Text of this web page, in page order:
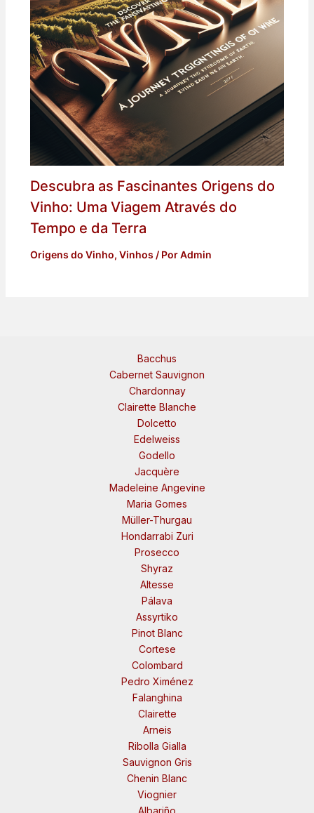
Descubra as Fascinantes Origens do
Vinho: Uma Viagem Através do
Tempo e da Terra
Origens do Vinho, Vinhos / PorAdmin
Bacchus
Cabernet Sauvignon
Chardonnay
Clairette Blanche
Dolcetto
Edelweiss
Godello
Jacquère
Madeleine Angevine
Maria Gomes
Müller-Thurgau
Hondarrabi Zuri
Prosecco
Shyraz
Altesse
Pálava
Assyrtiko
Pinot Blanc
Cortese
Colombard
Pedro Ximénez
Falanghina
Clairette
Arneis
Ribolla Gialla
Sauvignon Gris
Chenin Blanc
Viognier